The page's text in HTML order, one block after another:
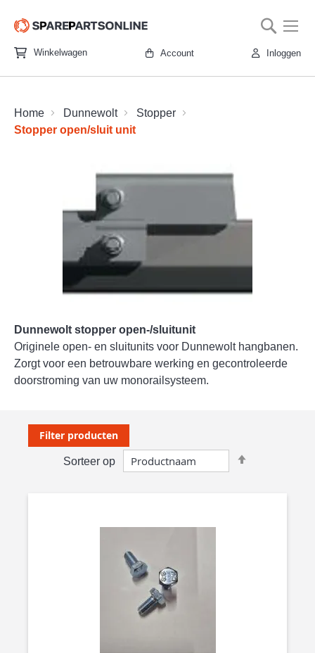
de
Winkelwagen Account Inloggen
Home Dunnewolt
Stopper
Stopper open/sluit unit
Dunnewolt stopper open-/sluitunit
Originele open- en sluitunits voor Dunnewolt hangbanen.
Zorgt voor een betrouwbare werking en gecontroleerde
doorstroming van uw monorailsysteem.
Filter producten
Sorteer op